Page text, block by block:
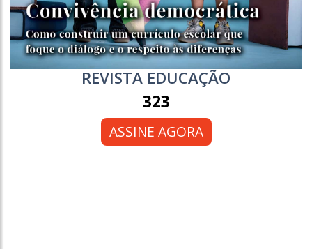
REVISTA EDUCAÇÃO
323
ASSINE AGORA